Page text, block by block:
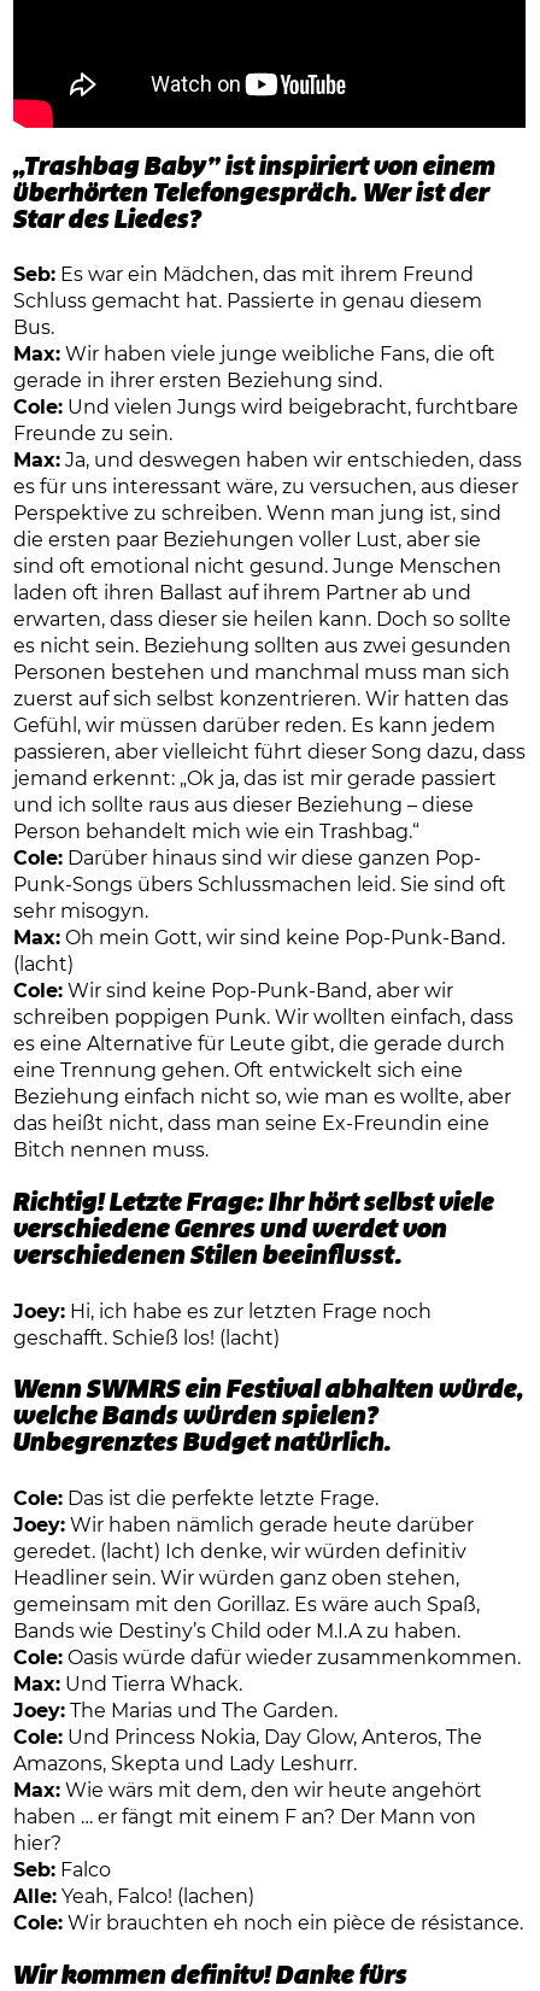
„Trashbag Baby” ist inspiriert von einem
überhörten Telefongespräch. Wer ist der
Star des Liedes?
Seb: Es war ein Mädchen, das mit ihrem Freund
Schluss gemacht hat. Passierte in genau diesem
Bus.
Max: Wir haben viele junge weibliche Fans, die oft
gerade in ihrer ersten Beziehung sind.
Cole: Und vielen Jungs wird beigebracht, furchtbare
Freunde zu sein.
Max: Ja, und deswegen haben wir entschieden, dass
es für uns interessant wäre, zu versuchen, aus dieser
Perspektive zu schreiben. Wenn man jung ist, sind
die ersten paar Beziehungen voller Lust, aber sie
sind oft emotional nicht gesund. Junge Menschen
laden oft ihren Ballast auf ihrem Partner ab und
erwarten, dass dieser sie heilen kann. Doch so sollte
es nicht sein. Beziehung sollten aus zwei gesunden
Personen bestehen und manchmal muss man sich
zuerst auf sich selbst konzentrieren. Wir hatten das
Gefühl, wir müssen darüber reden. Es kann jedem
passieren, aber vielleicht führt dieser Song dazu, dass
jemand erkennt: „Ok ja, das ist mir gerade passiert
und ich sollte raus aus dieser Beziehung – diese
Person behandelt mich wie ein Trashbag.“
Cole: Darüber hinaus sind wir diese ganzen Pop-
Punk-Songs übers Schlussmachen leid. Sie sind oft
sehr misogyn.
Max: Oh mein Gott, wir sind keine Pop-Punk-Band.
(lacht)
Cole: Wir sind keine Pop-Punk-Band, aber wir
schreiben poppigen Punk. Wir wollten einfach, dass
es eine Alternative für Leute gibt, die gerade durch
eine Trennung gehen. Oft entwickelt sich eine
Beziehung einfach nicht so, wie man es wollte, aber
das heißt nicht, dass man seine Ex-Freundin eine
Bitch nennen muss.
Richtig! Letzte Frage: Ihr hört selbst viele
verschiedene Genres und werdet von
verschiedenen Stilen beeinflusst.
Joey: Hi, ich habe es zur letzten Frage noch
geschafft. Schieß los! (lacht)
Wenn SWMRS ein Festival abhalten würde,
welche Bands würden spielen?
Unbegrenztes Budget natürlich.
Cole: Das ist die perfekte letzte Frage.
Joey: Wir haben nämlich gerade heute darüber
geredet. (lacht) Ich denke, wir würden definitiv
Headliner sein. Wir würden ganz oben stehen,
gemeinsam mit den Gorillaz. Es wäre auch Spaß,
Bands wie Destiny’s Child oder M.I.A zu haben.
Cole: Oasis würde dafür wieder zusammenkommen.
Max: Und Tierra Whack.
Joey: The Marias und The Garden.
Cole: Und Princess Nokia, Day Glow, Anteros, The
Amazons, Skepta und Lady Leshurr.
Max: Wie wärs mit dem, den wir heute angehört
haben … er fängt mit einem F an? Der Mann von
hier?
Seb: Falco
Alle: Yeah, Falco! (lachen)
Cole: Wir brauchten eh noch ein pièce de résistance.
Wir kommen definitv! Danke fürs